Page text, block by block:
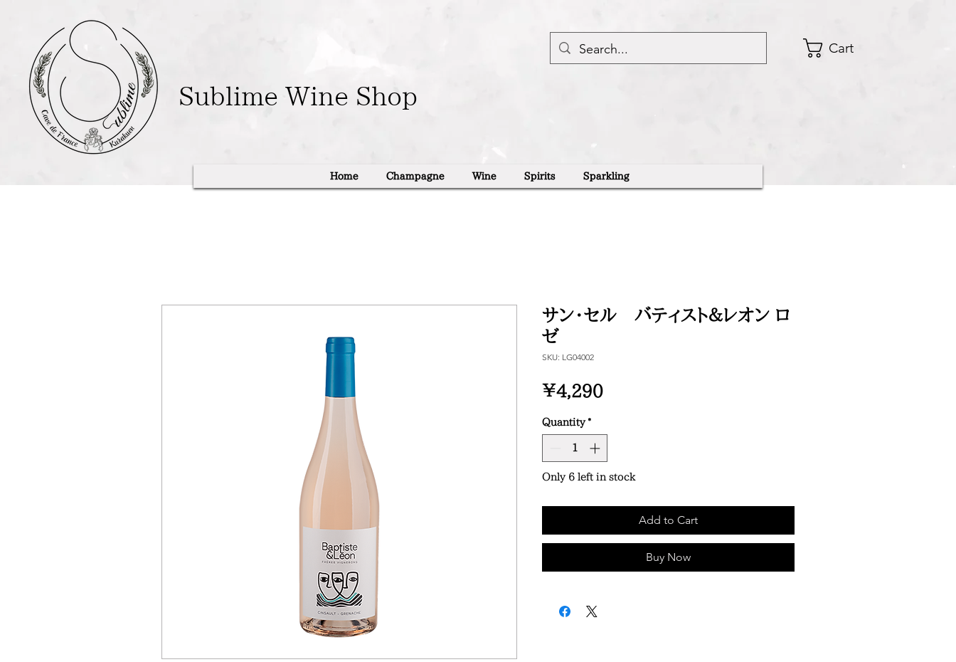
Sublime Wine Shop
Cart
Home Champagne Wine Spirits Sparkling
サン・セル バティスト＆レオン ロ
ゼ
SKU: LG04002
¥4,290Price
Quantity *
Only 6 left in stock
Add to Cart
Buy Now